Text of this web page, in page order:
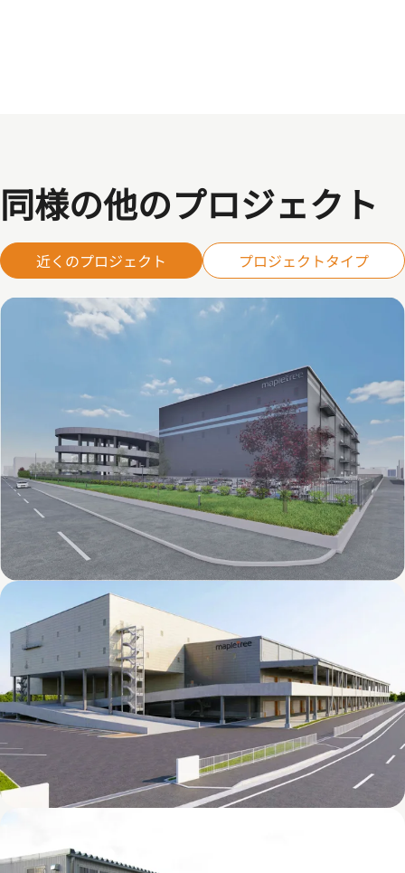
同様の他のプロジェクト
近くのプロジェクト プロジェクトタイプ
メープルツリー京都ロジスティクスセンター
ンター